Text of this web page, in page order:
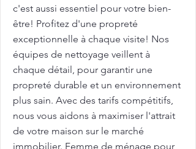
c'est aussi essentiel pour votre bien-
être! Profitez d'une propreté
exceptionnelle à chaque visite! Nos
équipes de nettoyage veillent à
chaque détail, pour garantir une
propreté durable et un environnement
plus sain. Avec des tarifs compétitifs,
nous vous aidons à maximiser l'attrait
de votre maison sur le marché
immobilier. Femme de ménage pour